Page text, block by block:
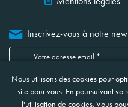
Inscrivez-vous à notre
Je confirme avoir lu, compris et
concernant la protection et le
Nous utilisons des cookies pour
site pour vous. En poursuivant
l'utilisation de cookies. Vous